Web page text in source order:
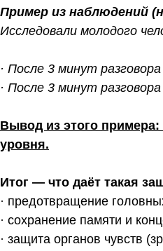
Пример из наблюдений
Исследовали молодого
· После 3 минут
· После 3 минут
Вывод из этого
уровня.
Итог — что даёт такая
· предотвращение
· сохранение памяти и
· защита органов чувств